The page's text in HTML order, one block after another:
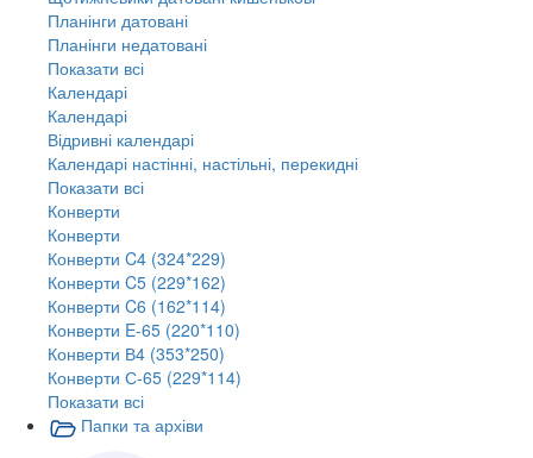
Планінги датовані
Планінги недатовані
Показати всі
Календарі
Календарі
Відривні календарі
Календарі настінні, настільні, перекидні
Показати всі
Конверти
Конверти
Конверти C4 (324*229)
Конверти C5 (229*162)
Конверти C6 (162*114)
Конверти E-65 (220*110)
Конверти В4 (353*250)
Конверти С-65 (229*114)
Показати всі
Папки та архіви